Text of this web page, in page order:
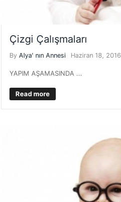
Çizgi Çalışmaları
ByAlya' nın Annesi Haziran 18, 2016
YAPIM AŞAMASINDA ...
Read more